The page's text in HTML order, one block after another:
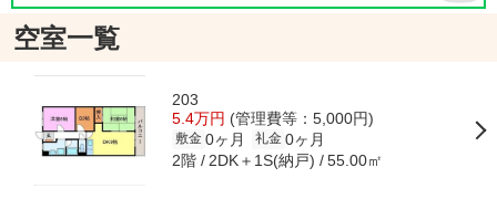
空室一覧
203
5.4万円 (管理費等：5,000円)
敷金 0ヶ月 礼金 0ヶ月
2階 2DK＋1S(納戸) 55.00㎡